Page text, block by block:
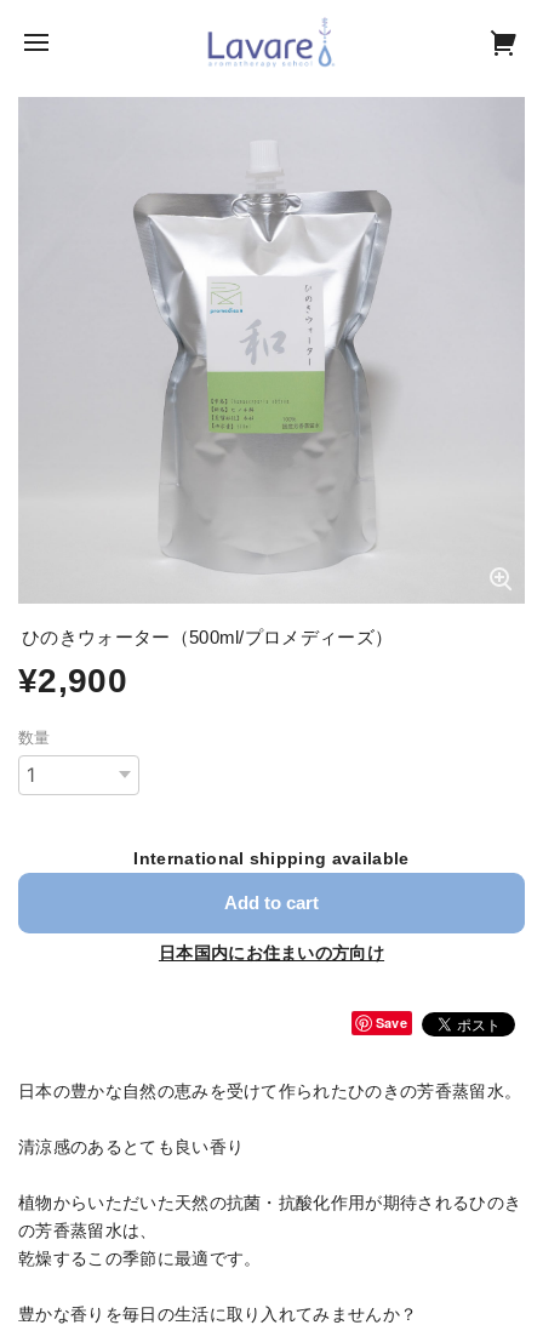
ひのきウォーター（500ml/プロメディーズ）
¥2,900
数量
International shipping available
Add to cart
日本国内にお住まいの方向け
Save
日本の豊かな自然の恵みを受けて作られたひのきの芳香蒸留水。
清涼感のあるとても良い香り
植物からいただいた天然の抗菌・抗酸化作用が期待されるひのき
の芳香蒸留水は、
乾燥するこの季節に最適です。
豊かな香りを毎日の生活に取り入れてみませんか？